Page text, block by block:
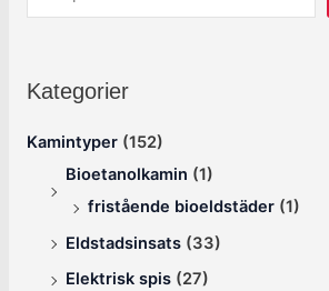
Kategorier
Kamintyper (152)
Bioetanolkamin (1)
fristående bioeldstäder (1)
Eldstadsinsats (33)
Elektrisk spis (27)